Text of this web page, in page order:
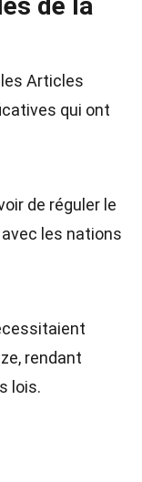
Articles
qui ont
de réguler le
les nations
rendant
lois.